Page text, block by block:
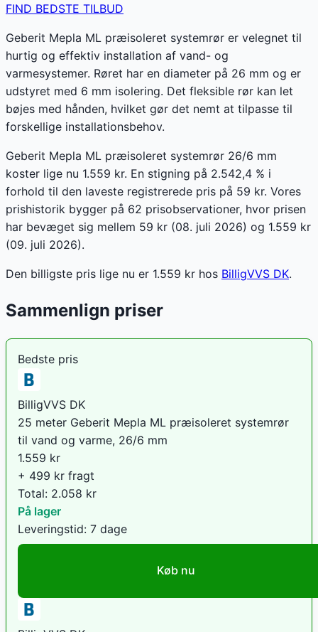
FIND BEDSTE TILBUD
Geberit Mepla ML præisoleret systemrør er velegnet til
hurtig og effektiv installation af vand- og
varmesystemer. Røret har en diameter på 26 mm og er
udstyret med 6 mm isolering. Det fleksible rør kan let
bøjes med hånden, hvilket gør det nemt at tilpasse til
forskellige installationsbehov.
Geberit Mepla ML præisoleret systemrør 26/6 mm
koster lige nu 1.559 kr. En stigning på 2.542,4 % i
forhold til den laveste registrerede pris på 59 kr. Vores
prishistorik bygger på 62 prisobservationer, hvor prisen
har bevæget sig mellem 59 kr (08. juli 2026) og 1.559 kr
(09. juli 2026).
Den billigste pris lige nu er 1.559 kr hos BilligVVS DK.
Sammenlign priser
Bedste pris
BilligVVS DK
25 meter Geberit Mepla ML præisoleret systemrør
til vand og varme, 26/6 mm
1.559 kr
+ 499 kr fragt
Total: 2.058 kr
På lager
Leveringstid: 7 dage
Køb nu